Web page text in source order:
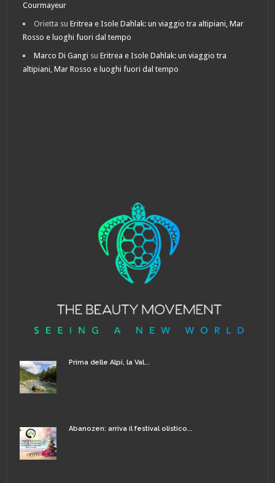
Courmayeur
Orietta suEritrea e Isole Dahlak: un viaggio tra altipiani, Mar
Rosso e luoghi fuori dal tempo
Marco Di Gangi suEritrea e Isole Dahlak: un viaggio tra
altipiani, Mar Rosso e luoghi fuori dal tempo
Prima delle Alpi, la Val...
Abanozen: arriva il festival olistico...